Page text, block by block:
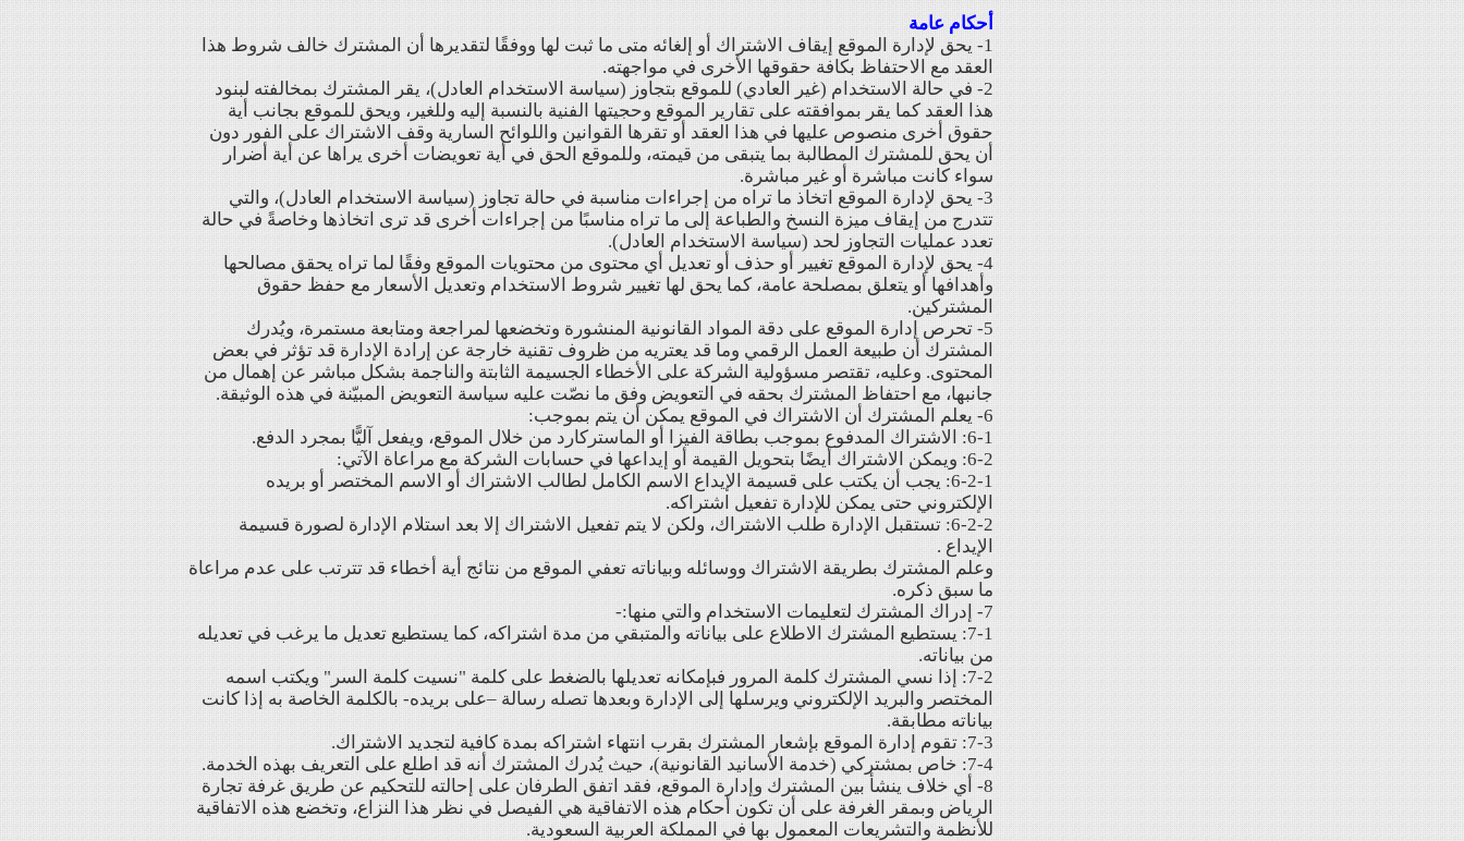
أحكام عامة
1- يحق لإدارة الموقع إيقاف الاشتراك أو إلغائه متى ما ثبت لها ووفقًا لتقديرها أن المشترك خالف شروط هذا
العقد مع الاحتفاظ بكافة حقوقها الأخرى في مواجهته.
2- في حالة الاستخدام (غير العادي) للموقع بتجاوز (سياسة الاستخدام العادل)، يقر المشترك بمخالفته لبنود
هذا العقد كما يقر بموافقته على تقارير الموقع وحجيتها الفنية بالنسبة إليه وللغير، ويحق للموقع بجانب أية
حقوق أخرى منصوص عليها في هذا العقد أو تقرها القوانين واللوائح السارية وقف الاشتراك على الفور دون
أن يحق للمشترك المطالبة بما يتبقى من قيمته، وللموقع الحق في أية تعويضات أخرى يراها عن أية أضرار
سواء كانت مباشرة أو غير مباشرة.
3- يحق لإدارة الموقع اتخاذ ما تراه من إجراءات مناسبة في حالة تجاوز (سياسة الاستخدام العادل)، والتي
تتدرج من إيقاف ميزة النسخ والطباعة إلى ما تراه مناسبًا من إجراءات أخرى قد ترى اتخاذها وخاصةً في حالة
تعدد عمليات التجاوز لحد (سياسة الاستخدام العادل).
4- يحق لإدارة الموقع تغيير أو حذف أو تعديل أي محتوى من محتويات الموقع وفقًا لما تراه يحقق مصالحها
وأهدافها أو يتعلق بمصلحة عامة، كما يحق لها تغيير شروط الاستخدام وتعديل الأسعار مع حفظ حقوق
المشتركين.
5- تحرص إدارة الموقع على دقة المواد القانونية المنشورة وتخضعها لمراجعة ومتابعة مستمرة، ويُدرك
المشترك أن طبيعة العمل الرقمي وما قد يعتريه من ظروف تقنية خارجة عن إرادة الإدارة قد تؤثر في بعض
المحتوى. وعليه، تقتصر مسؤولية الشركة على الأخطاء الجسيمة الثابتة والناجمة بشكل مباشر عن إهمال من
جانبها، مع احتفاظ المشترك بحقه في التعويض وفق ما نصّت عليه سياسة التعويض المبيّنة في هذه الوثيقة.
6- يعلم المشترك أن الاشتراك في الموقع يمكن أن يتم بموجب:
6-1: الاشتراك المدفوع بموجب بطاقة الفيزا أو الماستركارد من خلال الموقع، ويفعل آليًّا بمجرد الدفع.
6-2: ويمكن الاشتراك أيضًا بتحويل القيمة أو إيداعها في حسابات الشركة مع مراعاة الآتي:
6-2-1: يجب أن يكتب على قسيمة الإيداع الاسم الكامل لطالب الاشتراك أو الاسم المختصر أو بريده
الإلكتروني حتى يمكن للإدارة تفعيل اشتراكه.
6-2-2: تستقبل الإدارة طلب الاشتراك، ولكن لا يتم تفعيل الاشتراك إلا بعد استلام الإدارة لصورة قسيمة
الإيداع .
وعلم المشترك بطريقة الاشتراك ووسائله وبياناته تعفي الموقع من نتائج أية أخطاء قد تترتب على عدم مراعاة
ما سبق ذكره.
7- إدراك المشترك لتعليمات الاستخدام والتي منها:-
7-1: يستطيع المشترك الاطلاع على بياناته والمتبقي من مدة اشتراكه، كما يستطيع تعديل ما يرغب في تعديله
من بياناته.
7-2: إذا نسي المشترك كلمة المرور فبإمكانه تعديلها بالضغط على كلمة "نسيت كلمة السر" ويكتب اسمه
المختصر والبريد الإلكتروني ويرسلها إلى الإدارة وبعدها تصله رسالة –على بريده- بالكلمة الخاصة به إذا كانت
بياناته مطابقة.
7-3: تقوم إدارة الموقع بإشعار المشترك بقرب انتهاء اشتراكه بمدة كافية لتجديد الاشتراك.
7-4: خاص بمشتركي (خدمة الأسانيد القانونية)، حيث يُدرك المشترك أنه قد اطلع على التعريف بهذه الخدمة.
8- أي خلاف ينشأ بين المشترك وإدارة الموقع، فقد اتفق الطرفان على إحالته للتحكيم عن طريق غرفة تجارة
الرياض وبمقر الغرفة على أن تكون أحكام هذه الاتفاقية هي الفيصل في نظر هذا النزاع، وتخضع هذه الاتفاقية
للأنظمة والتشريعات المعمول بها في المملكة العربية السعودية.